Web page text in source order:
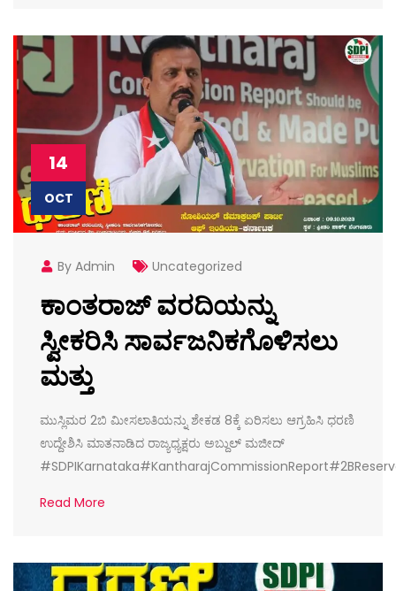
14
OCT
By Admin Uncategorized
ಕಾಂತರಾಜ್ ವರದಿಯನ್ನು
ಸ್ವೀಕರಿಸಿ ಸಾರ್ವಜನಿಕಗೊಳಿಸಲು
ಮತ್ತು
ಮುಸ್ಲಿಮರ 2ಬಿ ಮೀಸಲಾತಿಯನ್ನು ಶೇಕಡ 8ಕ್ಕೆ ಏರಿಸಲು ಆಗ್ರಹಿಸಿ ಧರಣಿ
ಉದ್ದೇಶಿಸಿ ಮಾತನಾಡಿದ ರಾಜ್ಯಧ್ಯಕ್ಷರು ಅಬ್ದುಲ್ ಮಜೀದ್
Read More